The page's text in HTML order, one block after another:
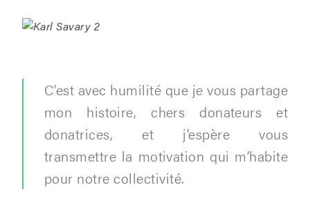
C’est avec humilité que je vous partage
mon histoire, chers donateurs et
donatrices, et j’espère vous
transmettre la motivation qui m’habite
pour notre collectivité.